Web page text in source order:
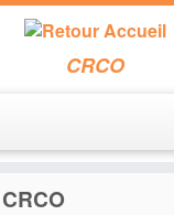
CRCO